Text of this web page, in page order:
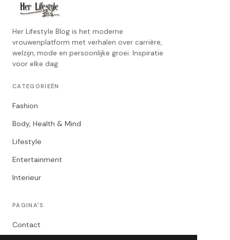
Her Lifestyle Blog is het moderne
vrouwenplatform met verhalen over carrière,
welzijn, mode en persoonlijke groei. Inspiratie
voor elke dag.
CATEGORIEËN
Fashion
Body, Health & Mind
Lifestyle
Entertainment
Interieur
PAGINA'S
Contact